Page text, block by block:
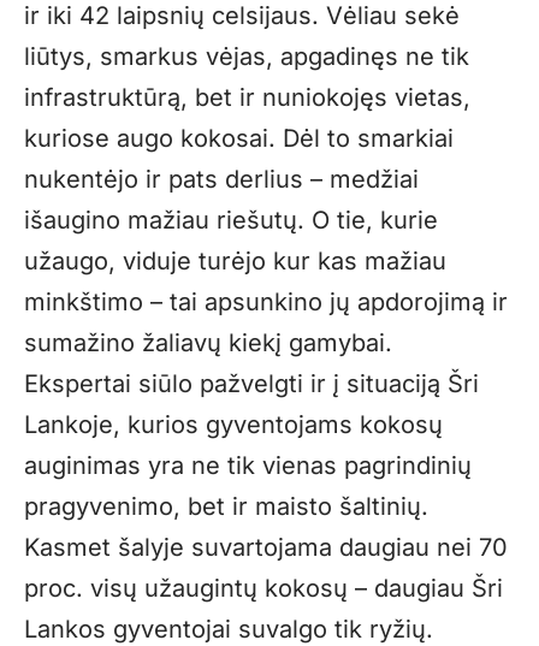
ir iki 42 laipsnių celsijaus. Vėliau sekė
liūtys, smarkus vėjas, apgadinęs ne tik
infrastruktūrą, bet ir nuniokojęs vietas,
kuriose augo kokosai. Dėl to smarkiai
nukentėjo ir pats derlius – medžiai
išaugino mažiau riešutų. O tie, kurie
užaugo, viduje turėjo kur kas mažiau
minkštimo – tai apsunkino jų apdorojimą ir
sumažino žaliavų kiekį gamybai.
Ekspertai siūlo pažvelgti ir į situaciją Šri
Lankoje, kurios gyventojams kokosų
auginimas yra ne tik vienas pagrindinių
pragyvenimo, bet ir maisto šaltinių.
Kasmet šalyje suvartojama daugiau nei 70
proc. visų užaugintų kokosų – daugiau Šri
Lankos gyventojai suvalgo tik ryžių.